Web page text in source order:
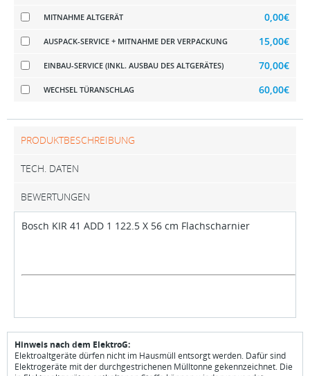
MITNAHME ALTGERÄT 0,00€
AUSPACK-SERVICE + MITNAHME DER VERPACKUNG 15,00€
EINBAU-SERVICE (INKL. AUSBAU DES ALTGERÄTES) 70,00€
WECHSEL TÜRANSCHLAG 60,00€
PRODUKTBESCHREIBUNG
TECH. DATEN
BEWERTUNGEN
Bosch KIR 41 ADD 1 122.5 X 56 cm Flachscharnier
Hinweis nach dem ElektroG:
Elektroaltgeräte dürfen nicht im Hausmüll entsorgt werden. Dafür sind
Elektrogeräte mit der durchgestrichenen Mülltonne gekennzeichnet. Die